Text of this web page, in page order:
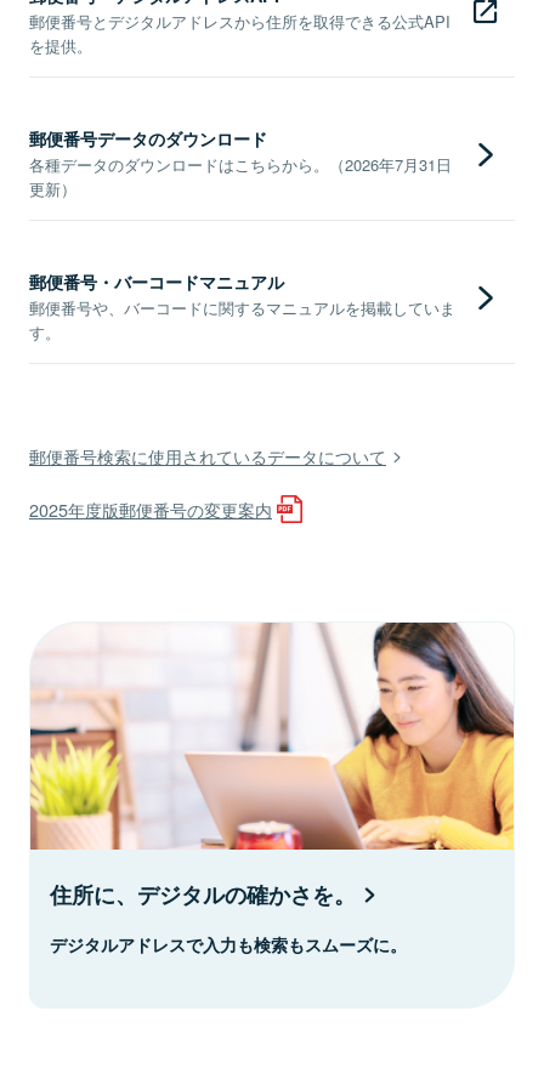
郵便番号とデジタルアドレスから住所を取得できる公式API
を提供。
郵便番号データのダウンロード
各種データのダウンロードはこちらから。（2026年7月31日
更新）
郵便番号・バーコードマニュアル
郵便番号や、バーコードに関するマニュアルを掲載していま
す。
郵便番号検索に使用されているデータについて
2025年度版郵便番号の変更案内
住所に、デジタルの確かさを。
デジタルアドレスで入力も検索もスムーズに。